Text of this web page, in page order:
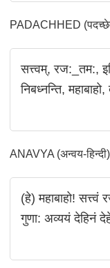
PADACHHED
सत्त्वम्‌, रज:_तम:,
निबध्नन्ति,
ANAVYA (अन्वय-हिन्दी)
(हे) महाबाहो!
गुणा: अव्ययं देहिनं